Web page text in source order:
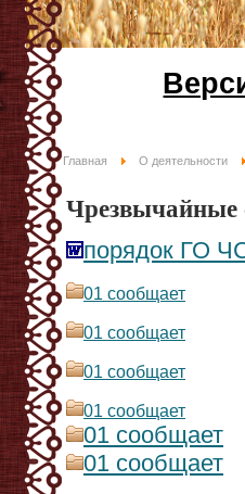
Главная О деятельности
Чрезвычайные
порядок ГО
01 сообщает
01 сообщает
01 сообщает
01 сообщает
01 сообщает
01 сообщает